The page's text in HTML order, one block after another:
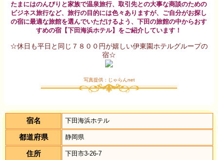
たまにはのんびりと家族で温泉旅行、取引先との大事な商談のための
ビジネス旅行など、旅行の目的には色々ありますが、ご自分がお探し
の宿に最適な旅館を選んでいただけるよう、下田の旅館の中からおす
すめの宿【下田海浜ホテル】をご紹介しています！
☆休日も平日と同じ７８００円が嬉しい伊東園ホテルグループの
宿☆
写真提供：じゃらんnet
宿名 下田海浜ホテル
都道府県 静岡県
住所 下田市3-26-7